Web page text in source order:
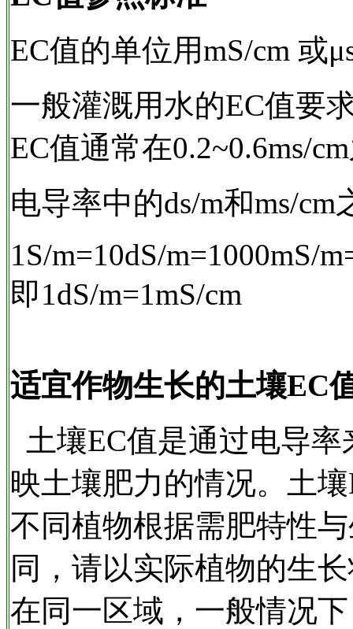
EC值的单位用mS/cm 或
一般灌溉用水的EC值要
EC值通常在0.2~0.6ms/
电导率中的ds/m和ms/
1S/m=10dS/m=1000mS/
即1dS/m=1mS/cm
适宜作物生长的土壤EC
土壤EC值是通过电导
映土壤肥力的情况。土
不同植物根据需肥特性
同，请以实际植物的生
在同一区域，一般情况